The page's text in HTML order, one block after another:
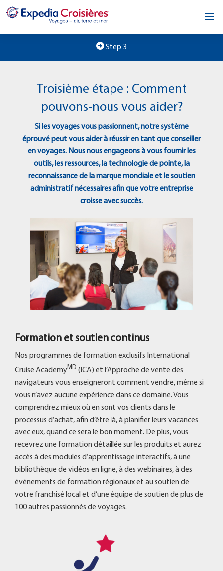
Nous contacter
Step 3
Troisième étape : Comment
pouvons-nous vous aider?
Si les voyages vous passionnent, notre système
éprouvé peut vous aider à réussir en tant que conseiller
en voyages. Nous nous engageons à vous fournir les
outils, les ressources, la technologie de pointe, la
reconnaissance de la marque mondiale et le soutien
administratif nécessaires afin que votre entreprise
croisse avec succès.
Formation et soutien continus
Nos programmes de formation exclusifs International
Cruise AcademyMD (ICA) et l’Approche de vente des
navigateurs vous enseigneront comment vendre, même si
vous n’avez aucune expérience dans ce domaine. Vous
comprendrez mieux où en sont vos clients dans le
processus d’achat, afin d’être là, à planifier leurs vacances
avec eux, quand ce sera le bon moment. De plus, vous
recevrez une formation détaillée sur les produits et aurez
accès à des modules d’apprentissage interactifs, à une
bibliothèque de vidéos en ligne, à des webinaires, à des
événements de formation régionaux et au soutien de
votre franchisé local et d’une équipe de soutien de plus de
100 autres passionnés de voyages.